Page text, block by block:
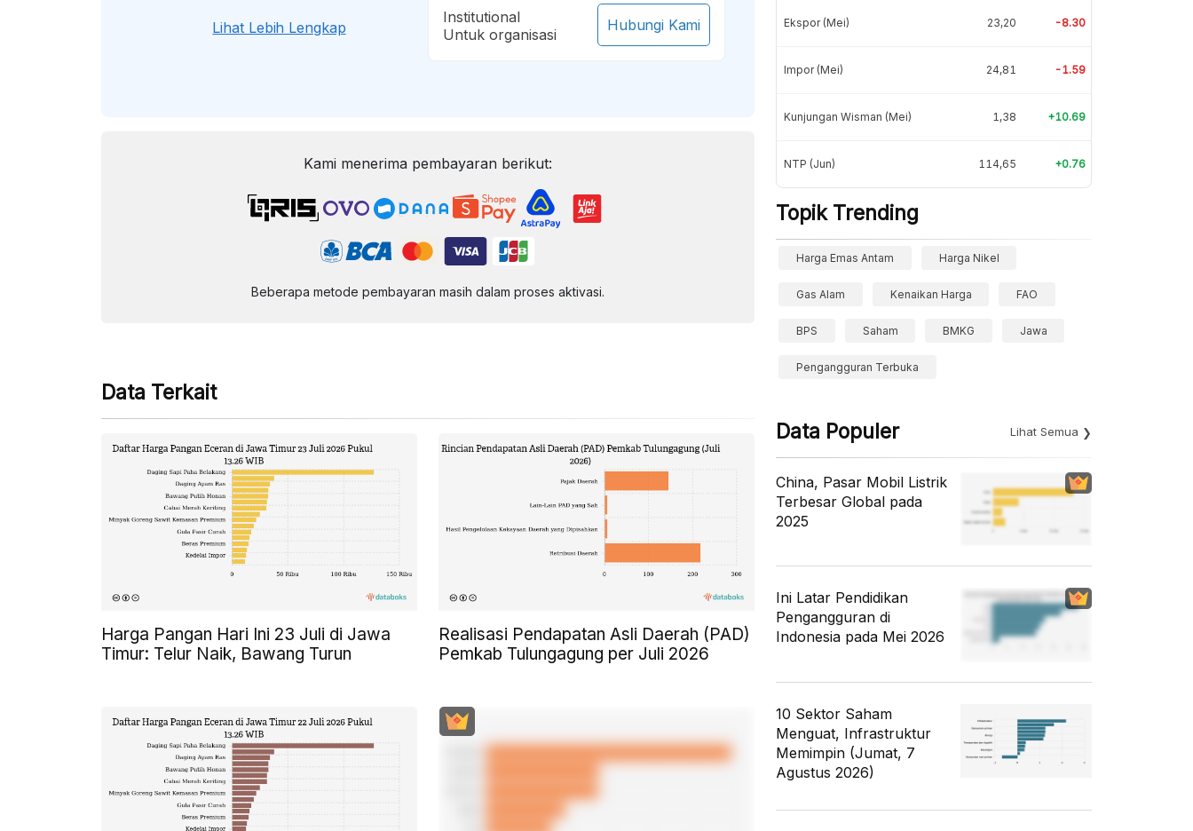
Lihat Lebih Lengkap
Institutional
Untuk organisasi
Hubungi Kami
Kami menerima pembayaran berikut:
Beberapa metode pembayaran masih dalam proses aktivasi.
Data Terkait
Harga Pangan Hari Ini 23 Juli di Jawa
Timur: Telur Naik, Bawang Turun
Realisasi Pendapatan Asli Daerah (PAD)
Pemkab Tulungagung per Juli 2026
Ekspor (Mei) 23,20 -8.30
Impor (Mei) 24,81 -1.59
Kunjungan Wisman (Mei) 1,38 +10.69
NTP (Jun) 114,65 +0.76
Topik Trending
Harga Emas Antam Harga Nikel
Gas Alam Kenaikan Harga FAO
BPS Saham BMKG Jawa
Pengangguran Terbuka
Data Populer Lihat Semua
China, Pasar Mobil Listrik
Terbesar Global pada
2025
Ini Latar Pendidikan
Pengangguran di
Indonesia pada Mei 2026
10 Sektor Saham
Menguat, Infrastruktur
Memimpin (Jumat, 7
Agustus 2026)